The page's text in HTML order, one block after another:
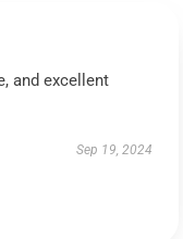
and excellent
Sep 19, 2024